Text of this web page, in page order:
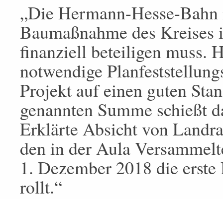
„Die Hermann-Hesse-
Baumaßnahme des
finanziell beteiligen muss.
notwendige
Projekt auf einen guten
genannten Summe schießt
Erklärte Absicht von
den in der Aula
1. Dezember 2018 die
rollt.“